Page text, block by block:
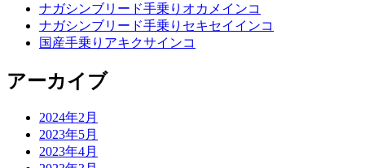
ナガシンブリード手乗りオカメインコ
ナガシンブリード手乗りセキセイインコ
国産手乗りアキクサインコ
アーカイブ
2024年2月
2023年5月
2023年4月